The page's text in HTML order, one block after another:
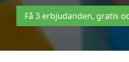
Få 3 erbjudanden, gratis